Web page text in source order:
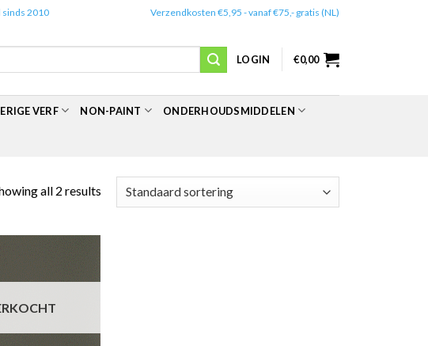
sinds 2010 Verzendkosten €5,95 - vanaf €75,- gratis (NL)
LOGIN €0,00
VERF NON-PAINT ONDERHOUDSMIDDELEN
all 2 results